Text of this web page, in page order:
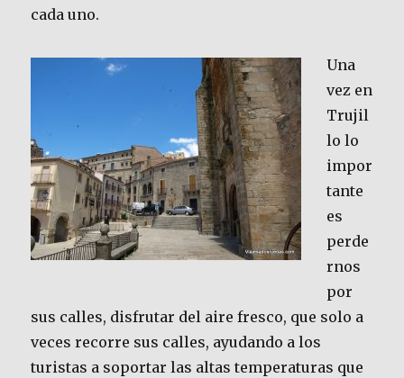
cada uno.
Una
vez en
Trujil
lo lo
impor
tante
es
perde
rnos
por
sus calles, disfrutar del aire fresco, que solo a
veces recorre sus calles, ayudando a los
turistas a soportar las altas temperaturas que